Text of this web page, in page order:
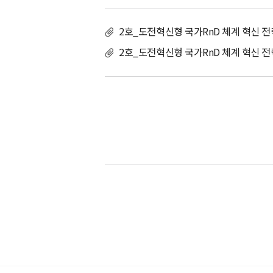
2호_도전혁신형 국가RnD 체계 혁신
2호_도전혁신형 국가RnD 체계 혁신